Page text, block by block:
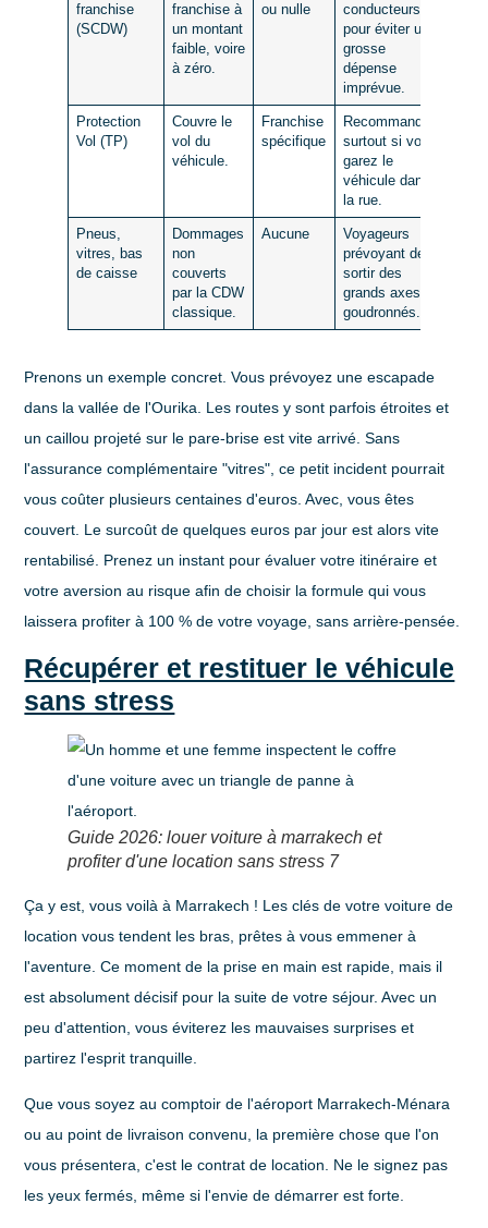
franchise
(SCDW)
franchise à
un montant
faible, voire
à zéro.
ou nulle
conducteurs
pour éviter une
grosse
dépense
imprévue.
Protection
Vol (TP)
Couvre le
vol du
véhicule.
Franchise
spécifique
Recommandée,
surtout si vous
garez le
véhicule dans
la rue.
Pneus,
vitres, bas
de caisse
Dommages
non
couverts
par la CDW
classique.
Aucune
Voyageurs
prévoyant de
sortir des
grands axes
goudronnés.
Prenons un exemple concret. Vous prévoyez une escapade
dans la vallée de l'Ourika. Les routes y sont parfois étroites et
un caillou projeté sur le pare-brise est vite arrivé. Sans
l'assurance complémentaire "vitres", ce petit incident pourrait
vous coûter plusieurs centaines d'euros. Avec, vous êtes
couvert. Le surcoût de quelques euros par jour est alors vite
rentabilisé. Prenez un instant pour évaluer votre itinéraire et
votre aversion au risque afin de choisir la formule qui vous
laissera profiter à 100 % de votre voyage, sans arrière-pensée.
Récupérer et restituer le véhicule
sans stress
Guide 2026: louer voiture à marrakech et
profiter d'une location sans stress 7
Ça y est, vous voilà à Marrakech ! Les clés de votre voiture de
location vous tendent les bras, prêtes à vous emmener à
l'aventure. Ce moment de la prise en main est rapide, mais il
est absolument décisif pour la suite de votre séjour. Avec un
peu d'attention, vous éviterez les mauvaises surprises et
partirez l'esprit tranquille.
Que vous soyez au comptoir de l'aéroport Marrakech-Ménara
ou au point de livraison convenu, la première chose que l'on
vous présentera, c'est le contrat de location. Ne le signez pas
les yeux fermés, même si l'envie de démarrer est forte.